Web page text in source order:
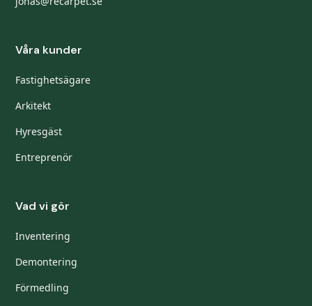
Våra kunder
Fastighetsägare
Arkitekt
Hyresgäst
Entreprenör
Vad vi gör
Inventering
Demontering
Förmedling